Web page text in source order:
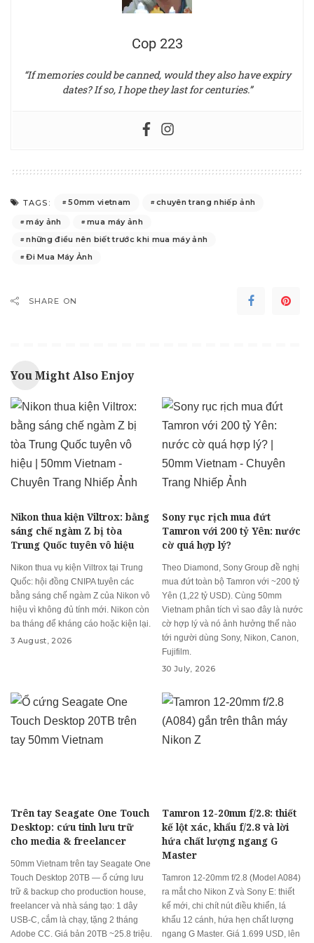
Cop 223
“If memories could be canned, would they also have expiry
dates? If so, I hope they last for centuries.”
TAGS: 50mm vietnam
chuyên trang nhiếp ảnh
máy ảnh
mua máy ảnh
những điều nên biết trước khi mua máy ảnh
Đi Mua Máy Ảnh
SHARE ON
You Might Also Enjoy
Nikon thua kiện Viltrox: bằng
sáng chế ngàm Z bị tòa
Trung Quốc tuyên vô hiệu
Nikon thua vụ kiện Viltrox tại Trung
Quốc: hội đồng CNIPA tuyên các
bằng sáng chế ngàm Z của Nikon vô
hiệu vì không đủ tính mới. Nikon còn
ba tháng để kháng cáo hoặc kiện lại.
3 August, 2026
Sony rục rịch mua đứt
Tamron với 200 tỷ Yên: nước
cờ quá hợp lý?
Theo Diamond, Sony Group đề nghị
mua đứt toàn bộ Tamron với ~200 tỷ
Yên (1,22 tỷ USD). Cùng 50mm
Vietnam phân tích vì sao đây là nước
cờ hợp lý và nó ảnh hưởng thế nào
tới người dùng Sony, Nikon, Canon,
Fujifilm.
30 July, 2026
Trên tay Seagate One Touch
Desktop: cứu tinh lưu trữ
cho media & freelancer
50mm Vietnam trên tay Seagate One
Touch Desktop 20TB — ổ cứng lưu
trữ & backup cho production house,
freelancer và nhà sáng tạo: 1 dây
USB-C, cắm là chạy, tặng 2 tháng
Adobe CC. Giá bản 20TB ~25.8 triệu.
Tamron 12-20mm f/2.8: thiết
kế lột xác, khẩu f/2.8 và lời
hứa chất lượng ngang G
Master
Tamron 12-20mm f/2.8 (Model A084)
ra mắt cho Nikon Z và Sony E: thiết
kế mới, chi chít nút điều khiển, lá
khẩu 12 cánh, hứa hẹn chất lượng
ngang G Master. Giá 1.699 USD, lên